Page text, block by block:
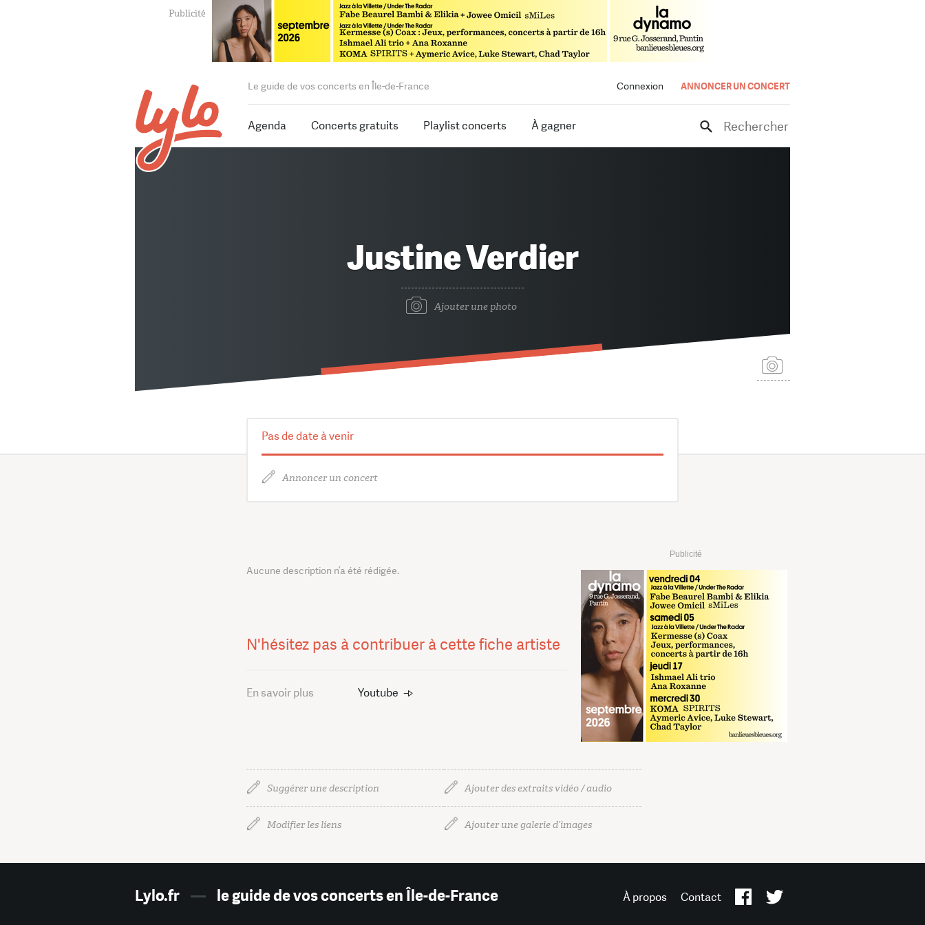
Connexion ANNONCER UN CONCERT
Le guide de vos concerts en Île-de-France
Agenda Concerts gratuits Playlist concerts À gagner Rechercher
Justine Verdier
Ajouter une photo
Pas de date à venir
Annoncer un concert
Publicité
Aucune description n’a été rédigée.
N'hésitez pas à contribuer à cette fiche artiste
En savoir plus Youtube
Suggérer une description Ajouter des extraits vidéo / audio
Modifier les liens Ajouter une galerie d’images
Lylo.fr — le guide de vos concerts en Île-de-France À propos Contact